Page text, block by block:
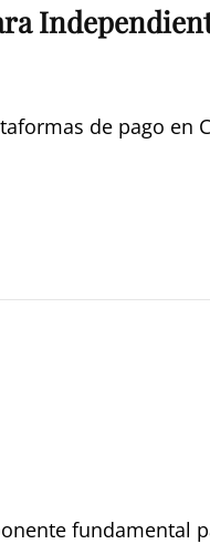
de pago en
fundamental